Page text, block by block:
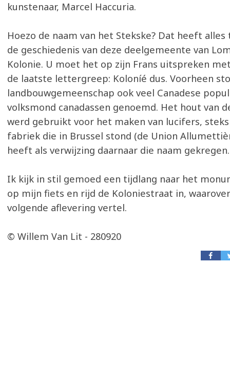
kunstenaar, Marcel Haccuria.
Hoezo de naam van het Stekske? Dat heeft
de geschiedenis van deze deelgemeente van
Kolonie. U moet het op zijn Frans uitspreken
de laatste lettergreep: Koloníé dus. Voorheen
landbouwgemeenschap ook veel Canadese
volksmond canadassen genoemd. Het hout van
werd gebruikt voor het maken van lucifers,
fabriek die in Brussel stond (de Union
heeft als verwijzing daarnaar die naam gekregen.
Ik kijk in stil gemoed een tijdlang naar het
op mijn fiets en rijd de Koloniestraat in,
volgende aflevering vertel.
© Willem Van Lit - 280920